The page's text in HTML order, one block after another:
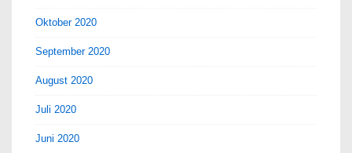
Oktober 2020
September 2020
August 2020
Juli 2020
Juni 2020